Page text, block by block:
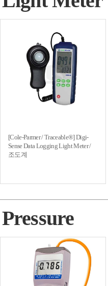
[Cole-Parmer / Traceable®] Digi-
Sense Data Logging Light Meter /
조도계
Pressure